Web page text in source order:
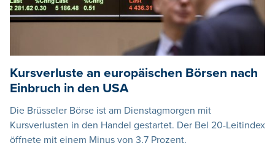
Kursverluste an europäischen Börsen nach
Einbruch in den USA
Die Brüsseler Börse ist am Dienstagmorgen mit
Kursverlusten in den Handel gestartet. Der Bel 20-Leitindex
öffnete mit einem Minus von 3,7 Prozent.